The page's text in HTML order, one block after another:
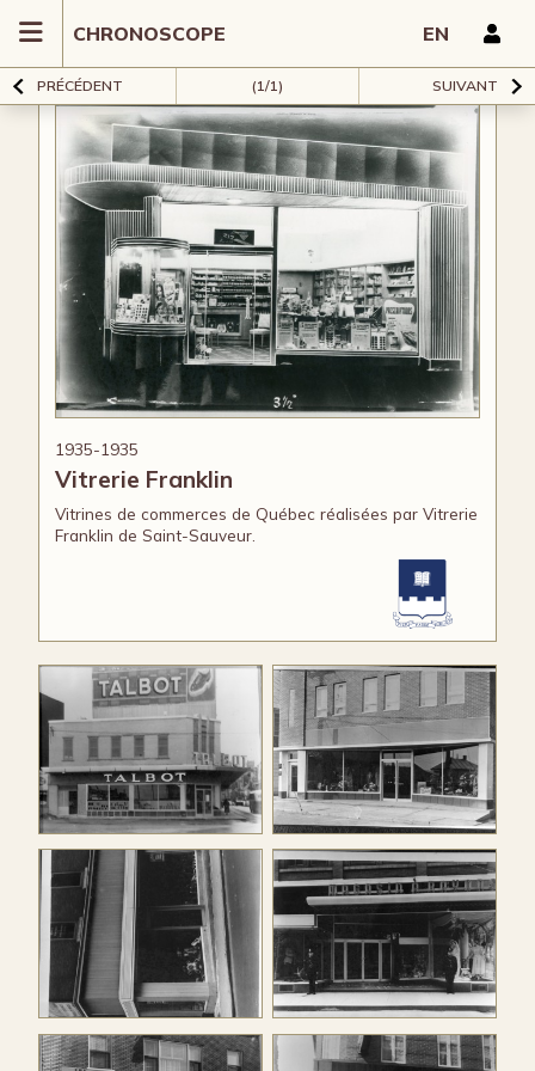
CHRONOSCOPE EN
PRÉCÉDENT (1/1) SUIVANT
1935-1935
Vitrerie Franklin
Vitrines de commerces de Québec réalisées par Vitrerie
Franklin de Saint-Sauveur.
Société historique de
Québec
Vitrerie Franklin (1)
OUVRIR
Société historique de
Québec
Vitrerie Franklin (2)
OUVRIR
Société historique de
Québec
Vitrerie Franklin (3)
OUVRIR
Société historique de
Québec
Vitrerie Franklin (4)
OUVRIR
Société historique de Société historique de